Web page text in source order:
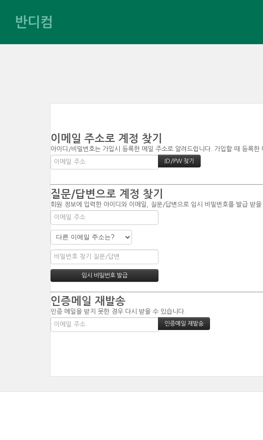
반디컴
이메일 주소로 계정 찾기
아이디/비밀번호는 가입시 등록한 메일 주소로 알려드립니다. 가입할 때 등록
질문/답변으로 계정 찾기
회원 정보에 입력한 아이디와 이메일, 질문/답변으로 임시 비밀번호를 발급 받을
인증메일 재발송
인증 메일을 받지 못한 경우 다시 받을 수 있습니다.